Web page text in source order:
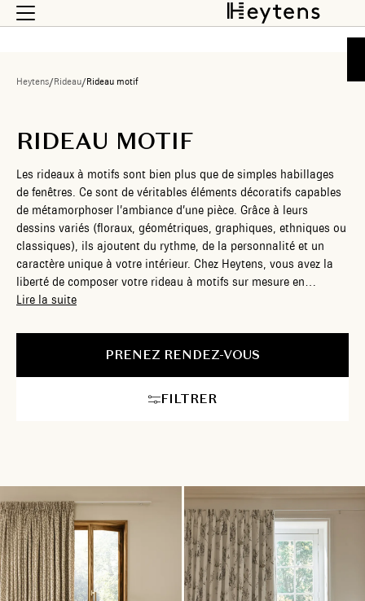
Heytens/Rideau/Rideau motif
RIDEAU MOTIF
Les rideaux à motifs sont bien plus que de simples habillages
de fenêtres. Ce sont de véritables éléments décoratifs capables
de métamorphoser l’ambiance d’une pièce. Grâce à leurs
dessins variés (floraux, géométriques, graphiques, ethniques ou
classiques), ils ajoutent du rythme, de la personnalité et un
caractère unique à votre intérieur. Chez Heytens, vous avez la
liberté de composer votre rideau à motifs sur mesure en
choisissant parmi un large éventail de styles, de tissus et de
plus audacieux, nos experts vous accompagnent pour créer une
pièce parfaitement adaptée à votre univers.
Lire la suite
PRENEZ RENDEZ-VOUS
FILTRER